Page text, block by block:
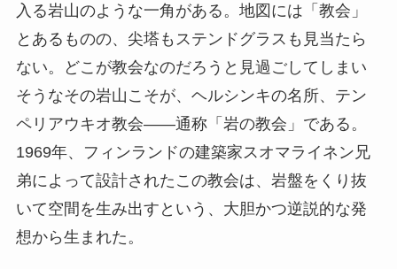
入る岩山のような一角がある。地図には「教会」
とあるものの、尖塔もステンドグラスも見当たら
ない。どこが教会なのだろうと見過ごしてしまい
そうなその岩山こそが、ヘルシンキの名所、テン
ペリアウキオ教会――通称「岩の教会」である。
1969年、フィンランドの建築家スオマライネン兄
弟によって設計されたこの教会は、岩盤をくり抜
いて空間を生み出すという、大胆かつ逆説的な発
想から生まれた。